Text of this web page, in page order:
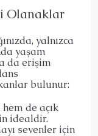
Olanaklar
yalnızca
yaşam
da erişim
bulunur:
de açık
idealdir.
sevenler için